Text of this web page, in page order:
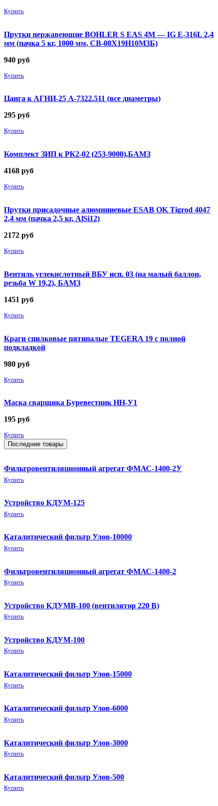
Купить
Прутки нержавеющие BOHLER S EAS 4M — IG E-316L 2,4
мм (пачка 5 кг, 1000 мм, СВ-08Х19Н10М3Б)
940 руб
Купить
Цанга к АГНИ-25 А-7322.511 (все диаметры)
295 руб
Купить
Комплект ЗИП к РК2-02 (253-9000),БАМЗ
4168 руб
Купить
Прутки присадочные алюминиевые ESAB OK Tigrod 4047
2,4 мм (пачка 2,5 кг, AlSi12)
2172 руб
Купить
Вентиль углекислотный ВБУ исп. 03 (на малый баллон,
резьба W 19,2), БАМЗ
1451 руб
Купить
Краги спилковые пятипалые TEGERA 19 с полной
подкладкой
980 руб
Купить
Маска сварщика Буревестник НН-У1
195 руб
Купить
Последние товары
Фильтровентиляционный агрегат ФМАС-1400-2У
Купить
Устройство КДУМ-125
Купить
Каталитический фильтр Улов-10000
Купить
Фильтровентиляционный агрегат ФМАС-1400-2
Купить
Устройство КДУМВ-100 (вентилятор 220 В)
Купить
Устройство КДУМ-100
Купить
Каталитический фильтр Улов-15000
Купить
Каталитический фильтр Улов-6000
Купить
Каталитический фильтр Улов-3000
Купить
Каталитический фильтр Улов-500
Купить